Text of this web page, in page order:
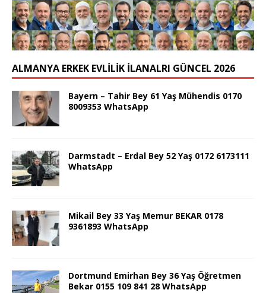
ALMANYA ERKEK EVLİLİK İLANALRI GÜNCEL 2026
Bayern – Tahir Bey 61 Yaş Mühendis 0170
8009353 WhatsApp
Darmstadt – Erdal Bey 52 Yaş 0172 6173111
WhatsApp
Mikail Bey 33 Yaş Memur BEKAR 0178
9361893 WhatsApp
Dortmund Emirhan Bey 36 Yaş Öğretmen
Bekar 0155 109 841 28 WhatsApp